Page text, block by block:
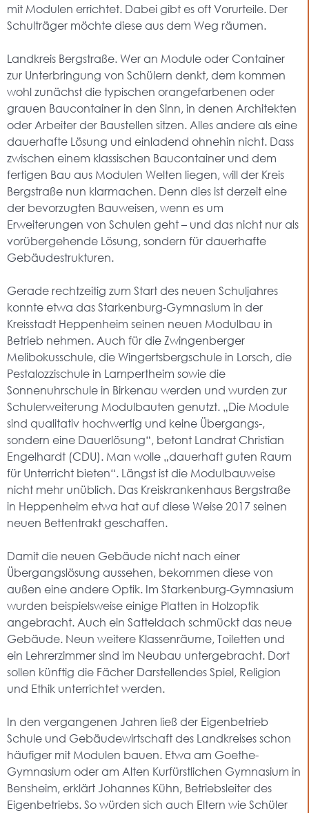
mit Modulen errichtet. Dabei gibt es oft Vorurteile. Der
Schulträger möchte diese aus dem Weg räumen.
Landkreis Bergstraße. Wer an Module oder Container
zur Unterbringung von Schülern denkt, dem kommen
wohl zunächst die typischen orangefarbenen oder
grauen Baucontainer in den Sinn, in denen Architekten
oder Arbeiter der Baustellen sitzen. Alles andere als eine
dauerhafte Lösung und einladend ohnehin nicht. Dass
zwischen einem klassischen Baucontainer und dem
fertigen Bau aus Modulen Welten liegen, will der Kreis
Bergstraße nun klarmachen. Denn dies ist derzeit eine
der bevorzugten Bauweisen, wenn es um
Erweiterungen von Schulen geht – und das nicht nur als
vorübergehende Lösung, sondern für dauerhafte
Gebäudestrukturen.
Gerade rechtzeitig zum Start des neuen Schuljahres
konnte etwa das Starkenburg-Gymnasium in der
Kreisstadt Heppenheim seinen neuen Modulbau in
Betrieb nehmen. Auch für die Zwingenberger
Melibokusschule, die Wingertsbergschule in Lorsch, die
Pestalozzischule in Lampertheim sowie die
Sonnenuhrschule in Birkenau werden und wurden zur
Schulerweiterung Modulbauten genutzt. „Die Module
sind qualitativ hochwertig und keine Übergangs-,
sondern eine Dauerlösung“, betont Landrat Christian
Engelhardt (CDU). Man wolle „dauerhaft guten Raum
für Unterricht bieten“. Längst ist die Modulbauweise
nicht mehr unüblich. Das Kreiskrankenhaus Bergstraße
in Heppenheim etwa hat auf diese Weise 2017 seinen
neuen Bettentrakt geschaffen.
Damit die neuen Gebäude nicht nach einer
Übergangslösung aussehen, bekommen diese von
außen eine andere Optik. Im Starkenburg-Gymnasium
wurden beispielsweise einige Platten in Holzoptik
angebracht. Auch ein Satteldach schmückt das neue
Gebäude. Neun weitere Klassenräume, Toiletten und
ein Lehrerzimmer sind im Neubau untergebracht. Dort
sollen künftig die Fächer Darstellendes Spiel, Religion
und Ethik unterrichtet werden.
In den vergangenen Jahren ließ der Eigenbetrieb
Schule und Gebäudewirtschaft des Landkreises schon
häufiger mit Modulen bauen. Etwa am Goethe-
Gymnasium oder am Alten Kurfürstlichen Gymnasium in
Bensheim, erklärt Johannes Kühn, Betriebsleiter des
Eigenbetriebs. So würden sich auch Eltern wie Schüler